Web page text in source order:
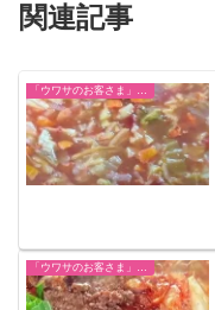
関連記事